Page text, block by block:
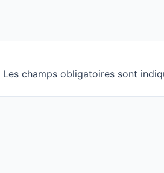
Les champs obligatoires sont